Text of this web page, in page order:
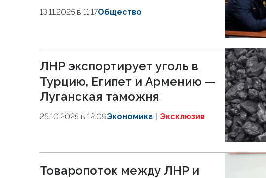
13.11.2025 в 11:17Общество
ЛНР экспортирует уголь в
Турцию, Египет и Армению —
Луганская таможня
25.10.2025 в 12:09Экономика Эксклюзив
Товаропоток между ЛНР и